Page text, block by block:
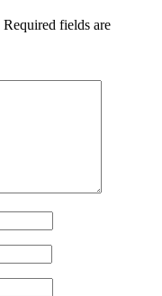
Required fields are